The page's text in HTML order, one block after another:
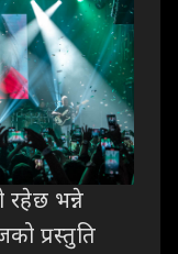
रहेछ भन्ने
प्रस्तुति